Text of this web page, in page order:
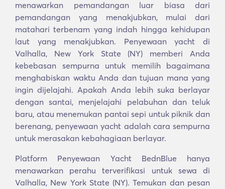
menawarkan pemandangan luar biasa dari
pemandangan yang menakjubkan, mulai dari
matahari terbenam yang indah hingga kehidupan
laut yang menakjubkan. Penyewaan yacht di
Valhalla, New York State (NY) memberi Anda
kebebasan sempurna untuk memilih bagaimana
menghabiskan waktu Anda dan tujuan mana yang
ingin dijelajahi. Apakah Anda lebih suka berlayar
dengan santai, menjelajahi pelabuhan dan teluk
baru, atau menemukan pantai sepi untuk piknik dan
berenang, penyewaan yacht adalah cara sempurna
untuk merasakan kebahagiaan berlayar.
Platform Penyewaan Yacht BednBlue hanya
menawarkan perahu terverifikasi untuk sewa di
Valhalla, New York State (NY). Temukan dan pesan